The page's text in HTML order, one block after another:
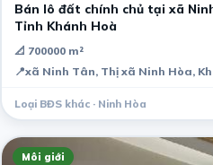
Bán lô đất chính chủ tại xã
Tỉnh Khánh Hoà
📐 700000 m²
📍xã Ninh Tân, Thị xã Ninh Hòa,
Loại BĐS khác · Ninh Hòa
Môi giới